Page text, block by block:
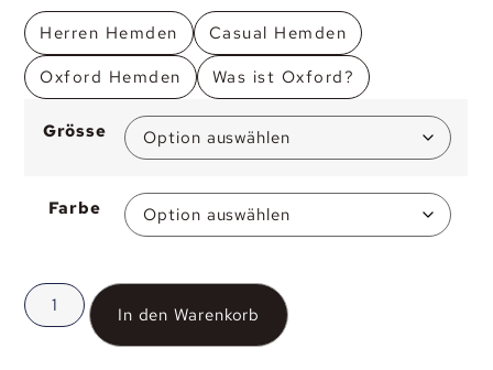
Herren Hemden
Casual Hemden
Oxford Hemden
Was ist Oxford?
Grösse
Farbe
In den Warenkorb